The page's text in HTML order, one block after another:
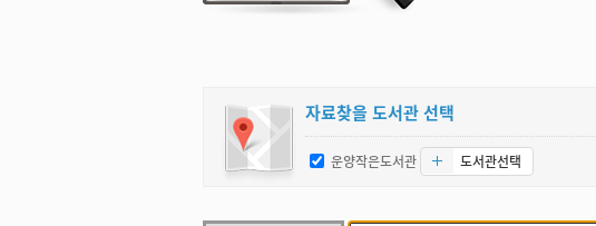
자료찾을 도서관 선택
운양작은도서관 도서관선택